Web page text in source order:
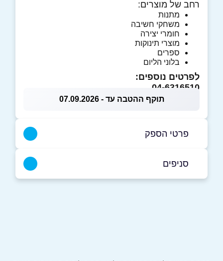
רחב של מוצרים:
מתנות
משחקי חשיבה
חומרי יצירה
מוצרי תינוקות
ספרים
בלוני הליום
לפרטים נוספים:
04-6316510
תוקף ההטבה עד - 07.09.2026
פרטי הספק
סניפים